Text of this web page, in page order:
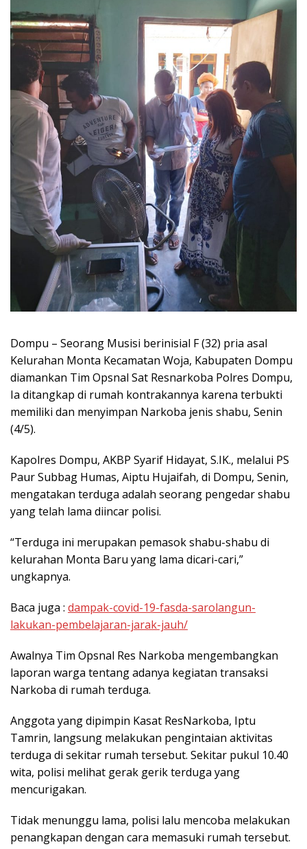
Dompu – Seorang Musisi berinisial F (32) pria asal
Kelurahan Monta Kecamatan Woja, Kabupaten Dompu
diamankan Tim Opsnal Sat Resnarkoba Polres Dompu,
Ia ditangkap di rumah kontrakannya karena terbukti
memiliki dan menyimpan Narkoba jenis shabu, Senin
(4/5).
Kapolres Dompu, AKBP Syarif Hidayat, S.IK., melalui PS
Paur Subbag Humas, Aiptu Hujaifah, di Dompu, Senin,
mengatakan terduga adalah seorang pengedar shabu
yang telah lama diincar polisi.
“Terduga ini merupakan pemasok shabu-shabu di
kelurahan Monta Baru yang lama dicari-cari,”
ungkapnya.
Baca juga : dampak-covid-19-fasda-sarolangun-
lakukan-pembelajaran-jarak-jauh/
Awalnya Tim Opsnal Res Narkoba mengembangkan
laporan warga tentang adanya kegiatan transaksi
Narkoba di rumah terduga.
Anggota yang dipimpin Kasat ResNarkoba, Iptu
Tamrin, langsung melakukan pengintaian aktivitas
terduga di sekitar rumah tersebut. Sekitar pukul 10.40
wita, polisi melihat gerak gerik terduga yang
mencurigakan.
Tidak menunggu lama, polisi lalu mencoba melakukan
penangkapan dengan cara memasuki rumah tersebut.